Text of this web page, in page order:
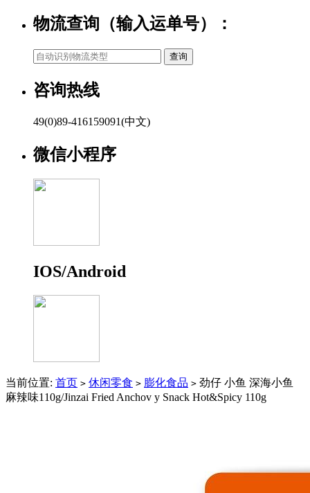
物流查询（输入运单号）：
咨询热线
49(0)89-416159091(中文)
微信小程序
IOS/Android
当前位置: 首页 > 休闲零食 > 膨化食品 > 劲仔 小鱼 深海小鱼
麻辣味110g/Jinzai Fried Anchov y Snack Hot&Spicy 110g